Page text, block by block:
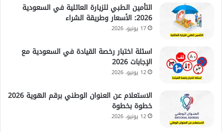
التأمين الطبي للزيارة العائلية في السعودية
2026: الأسعار وطريقة الشراء
17 يونيو، 2026
اسئلة اختبار رخصة القيادة في السعودية مع
الإجابات 2026
12 يونيو، 2026
الاستعلام عن العنوان الوطني برقم الهوية 2026
خطوة بخطوة
12 يونيو، 2026